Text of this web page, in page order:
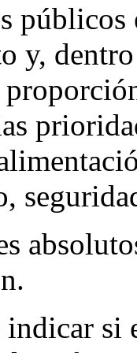
y,
indicar si